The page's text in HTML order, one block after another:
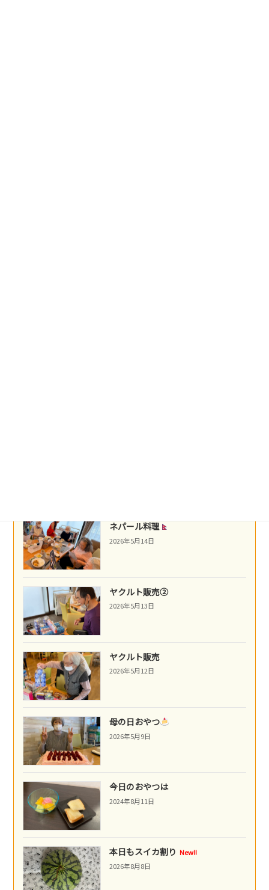
ネパール料理
2026年5月14日
ヤクルト販売②
2026年5月13日
ヤクルト販売
2026年5月12日
母の日おやつ
2026年5月9日
今日のおやつは
2024年8月11日
本日もスイカ割り New!!
2026年8月8日